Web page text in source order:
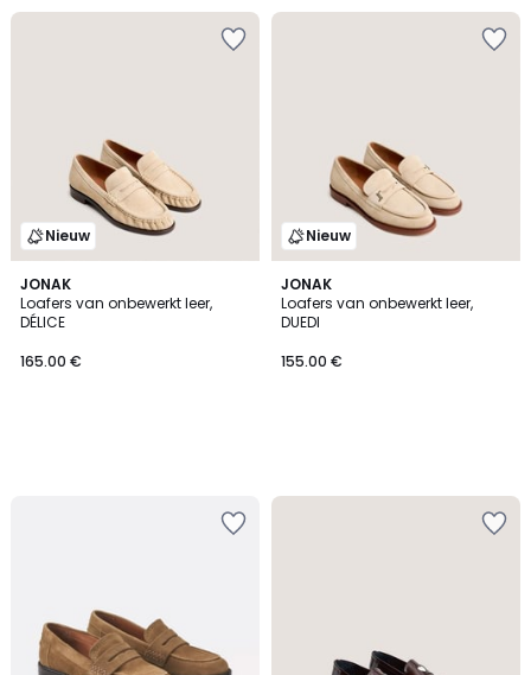
Nieuw
JONAK
Loafers van onbewerkt leer,
DÉLICE
165.00 €
Nieuw
JONAK
Loafers van onbewerkt leer,
DUEDI
155.00 €